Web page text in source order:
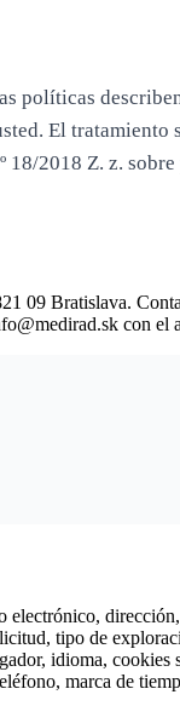
políticas
El tratamiento
2018 Z. z.
09 Bratislava.
con el
tipo de
idioma,
marca de